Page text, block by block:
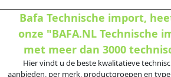
Bafa Technische import,
onze "BAFA.NL Technische
met meer dan 3000
Hier vindt u de beste kwalitatieve
aanbieden, per merk, productgroepen en